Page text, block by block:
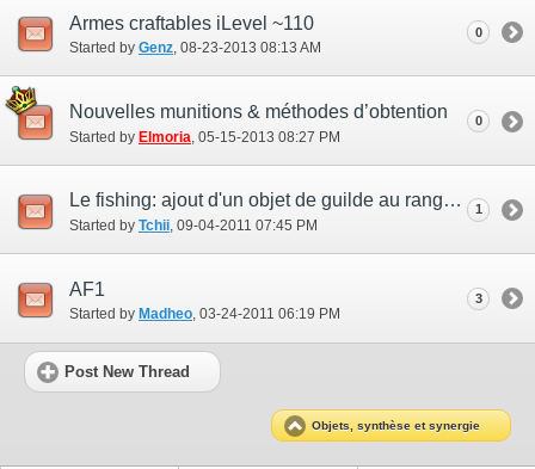
Armes craftables iLevel ~110
Started by Genz‎, 08-23-2013 08:13 AM
0
Nouvelles munitions & méthodes d’obtention
Started by Elmoria ‎, 05-15-2013 08:27 PM
0
Le fishing: ajout d'un objet de guilde au rang "Craftsman" (58+)
Started by Tchii‎, 09-04-2011 07:45 PM
1
AF1
Started by Madheo‎, 03-24-2011 06:19 PM
3
Post New Thread
Objets, synthèse et synergie